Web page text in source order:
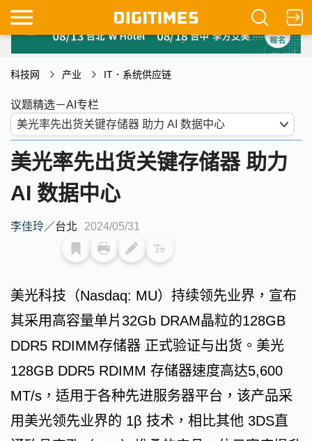
科技网 产业 IT．系统供应链
议题精选－AI专栏
美光率先出货关键存储器 助力
AI 数据中心
李佳玲／台北 2024/05/31
美光科技（Nasdaq: MU）持续领先业界，宣布
其采用高容量单片32Gb DRAM晶粒的128GB
DDR5 RDIMM存储器 正式验证与出货。美光
128GB DDR5 RDIMM 存储器速度高达5,600
MT/s，适用于各种先进服务器平台，该产品采
用美光领先业界的 1β 技术，相比其他 3DS直